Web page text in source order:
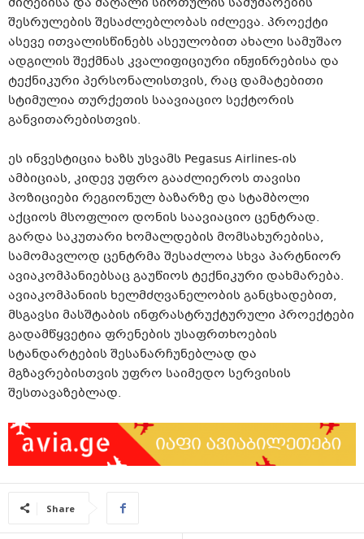
შესრულების შესაძლებლობას იძლევა. პროექტი
ასევე ითვალისწინებს ასეულობით ახალი სამუშაო
ადგილის შექმნას კვალიფიციური ინჟინრებისა და
ტექნიკური პერსონალისთვის, რაც დამატებითი
სტიმულია თურქეთის საავიაციო სექტორის
განვითარებისთვის.
ეს ინვესტიცია ხაზს უსვამს Pegasus Airlines-ის
ამბიციას, კიდევ უფრო გააძლიეროს თავისი
პოზიციები რეგიონულ ბაზარზე და სტამბოლი
აქციოს მსოფლიო დონის საავიაციო ცენტრად.
გარდა საკუთარი ხომალდების მომსახურებისა,
სამომავლოდ ცენტრმა შესაძლოა სხვა პარტნიორ
ავიაკომპანიებსაც გაუწიოს ტექნიკური დახმარება.
ავიაკომპანიის ხელმძღვანელობის განცხადებით,
მსგავსი მასშტაბის ინფრასტრუქტურული პროექტები
გადამწყვეტია ფრენების უსაფრთხოების
სტანდარტების შესანარჩუნებლად და
მგზავრებისთვის უფრო საიმედო სერვისის
შესთავაზებლად.
Share